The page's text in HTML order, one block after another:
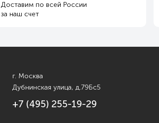
Доставим по всей России
за наш счет
г. Москва
Дубнинская улица, д.79Бс5
+7 (495) 255-19-29